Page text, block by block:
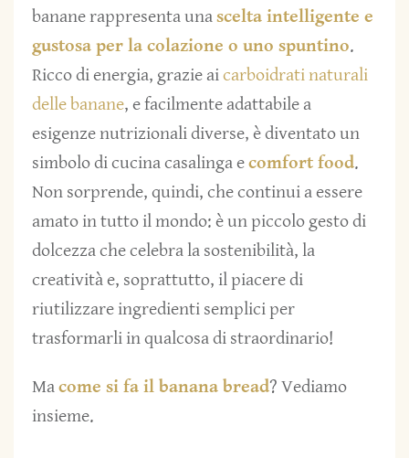
banane rappresenta unascelta intelligente e
gustosa per la colazione o uno spuntino.
Ricco di energia, grazie aicarboidrati naturali
delle banane, e facilmente adattabile a
esigenze nutrizionali diverse, è diventato un
simbolo di cucina casalinga ecomfort food.
Non sorprende, quindi, che continui a essere
amato in tutto il mondo: è un piccolo gesto di
dolcezza che celebra la sostenibilità, la
creatività e, soprattutto, il piacere di
riutilizzare ingredienti semplici per
trasformarli in qualcosa di straordinario!
Macome si fa il banana bread? Vediamo
insieme.